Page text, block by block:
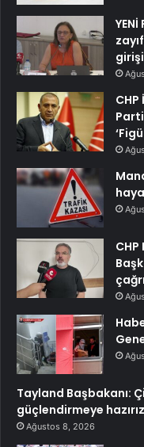
Tayland Başbakanı:
güçlendirmeye hazırız
Ağustos 8, 2026